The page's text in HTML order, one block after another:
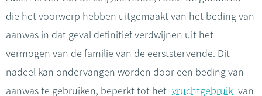
die het voorwerp hebben uitgemaakt van het beding van
aanwas in dat geval definitief verdwijnen uit het
vermogen van de familie van de eerststervende. Dit
nadeel kan ondervangen worden door een beding van
aanwas te gebruiken, beperkt tot het vruchtgebruik van